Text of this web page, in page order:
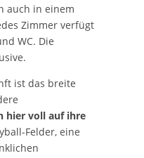
auch in einem
Zimmer verfügt
WC. Die
ist das breite
hier voll auf ihre
Felder, eine